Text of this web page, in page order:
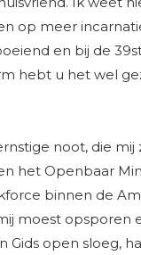
op meer
en bij de
hebt u het wel
noot, die
het Openbaar
binnen de
moest opsporen
Gids open sloeg,